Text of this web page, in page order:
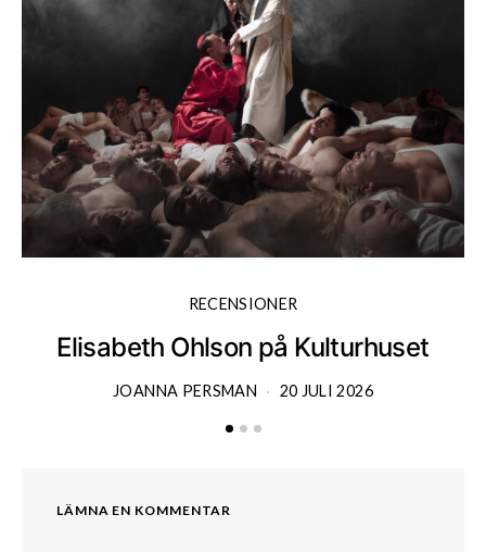
RECENSIONER
Elisabeth Ohlson på Kulturhuset
JOANNA PERSMAN 20 JULI 2026
LÄMNA EN KOMMENTAR